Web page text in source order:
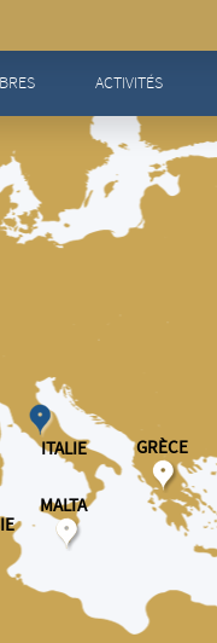
ACTIVITÉS
GRÈCE
ITALIE
MALTA